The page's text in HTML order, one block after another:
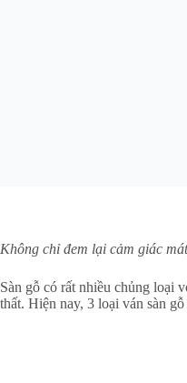
Không chỉ đem lại cảm giác
Sàn gỗ có rất nhiều chủng loại
thất. Hiện nay, 3 loại ván sàn